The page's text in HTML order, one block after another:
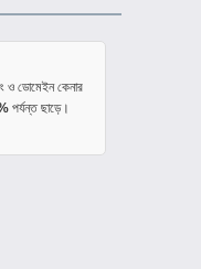
ও ডোমেইন কেনার
পর্যন্ত ছাড়ে।